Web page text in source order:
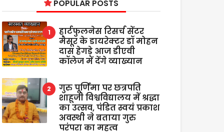
POPULAR POSTS
हार्टफुलनेस रिसर्च सेंटर
मैसूर के डायरेक्टर डॉ मोहन
दास हेगड़े आज डीएवी
कॉलेज में देंगे व्याख्यान
गुरु पूर्णिमा पर छत्रपति
शाहूजी विश्वविद्यालय में श्रद्धा
का उत्सव, पंडित स्वयं प्रकाश
अवस्थी ने बताया गुरु
परंपरा का महत्व